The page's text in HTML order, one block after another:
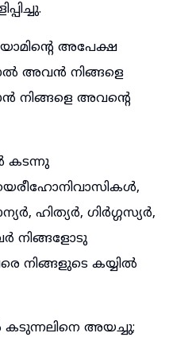
അപേക്ഷ
അവൻ നിങ്ങളെ
നിങ്ങളെ അവന്റെ
കടന്നു
ഹിത്യർ, ഗിർഗ്ഗസ്യർ,
നിങ്ങളോടു
നിങ്ങളുടെ കയ്യിൽ
കടുന്നലിനെ അയച്ചു;